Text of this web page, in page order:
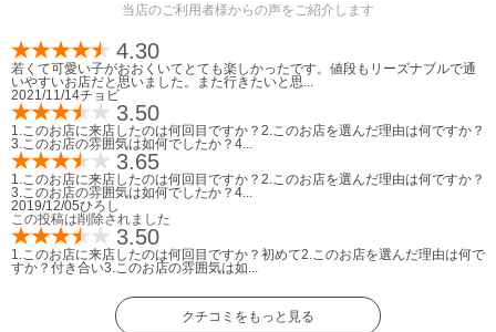
当店のご利用者様からの声をご紹介します
4.30
若くて可愛い子がおおくいてとても楽しかったです。値段もリーズナブルで通
いやすいお店だと思いました。また行きたいと思...
2021/11/14チョビ
3.50
1.このお店に来店したのは何回目ですか？2.このお店を選んだ理由は何ですか？
3.このお店の雰囲気は如何でしたか？4...
3.65
1.このお店に来店したのは何回目ですか？2.このお店を選んだ理由は何ですか？
3.このお店の雰囲気は如何でしたか？4...
2019/12/05ひろし
この投稿は削除されました
3.50
1.このお店に来店したのは何回目ですか？初めて2.このお店を選んだ理由は何で
すか？付き合い3.このお店の雰囲気は如...
クチコミをもっと見る